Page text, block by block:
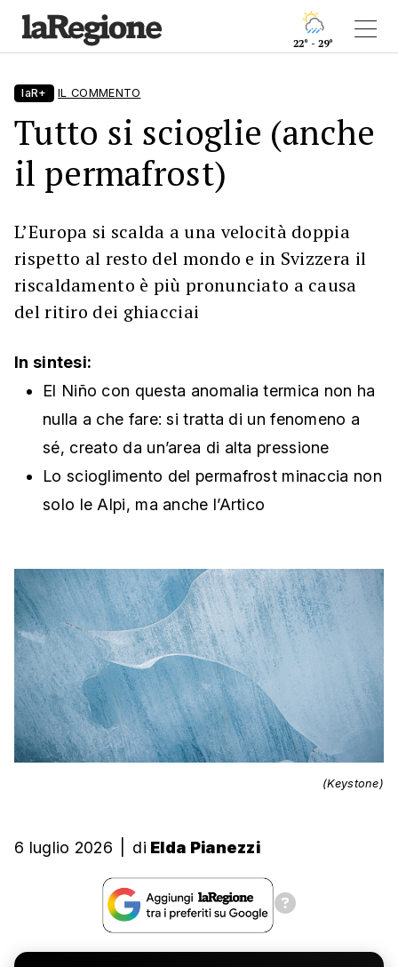
22° - 29°
laR+ IL COMMENTO
Tutto si scioglie (anche
il permafrost)
L’Europa si scalda a una velocità doppia
rispetto al resto del mondo e in Svizzera il
riscaldamento è più pronunciato a causa
del ritiro dei ghiacciai
In sintesi:
El Niño con questa anomalia termica non ha
nulla a che fare: si tratta di un fenomeno a
sé, creato da un’area di alta pressione
Lo scioglimento del permafrost minaccia non
solo le Alpi, ma anche l’Artico
(Keystone)
6 luglio 2026 di Elda Pianezzi